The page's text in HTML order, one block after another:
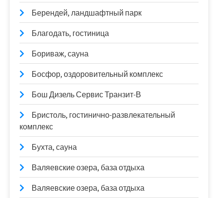
Берендей, ландшафтный парк
Благодать, гостиница
Бориваж, сауна
Босфор, оздоровительный комплекс
Бош Дизель Сервис Транзит-В
Бристоль, гостинично-развлекательный
комплекс
Бухта, сауна
Валяевские озера, база отдыха
Валяевские озера, база отдыха